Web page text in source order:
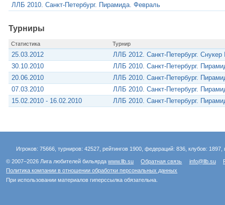
ЛЛБ 2010. Санкт-Петербург. Пирамида. Февраль
Турниры
Статистика Турнир
25.03.2012
ЛЛБ 2012. Санкт-Петербург.
30.10.2010
ЛЛБ 2010. Санкт-Петербург.
20.06.2010
ЛЛБ 2010. Санкт-Петербург.
07.03.2010
ЛЛБ 2010. Санкт-Петербург.
15.02.2010 - 16.02.2010
ЛЛБ 2010. Санкт-Петербург.
Игроков: 75666, турниров: 42527, рейтингов 1900, федераций: 836, клубов:
© 2007–2026 Лига любителей бильярдаwww.llb.su Обратная связь info@llb.su
Политика компании в отношении обработки персональных данных
При использовании материалов гиперссылка обязательна.